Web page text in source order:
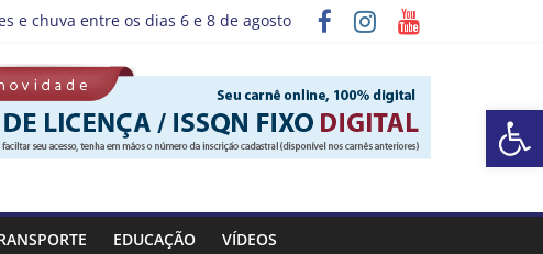
Barra de Ferramentas Aberta
e chuva entre os dias 6 e 8 de agosto
“Sábado Saúde”
EDUCAÇÃO VÍDEOS